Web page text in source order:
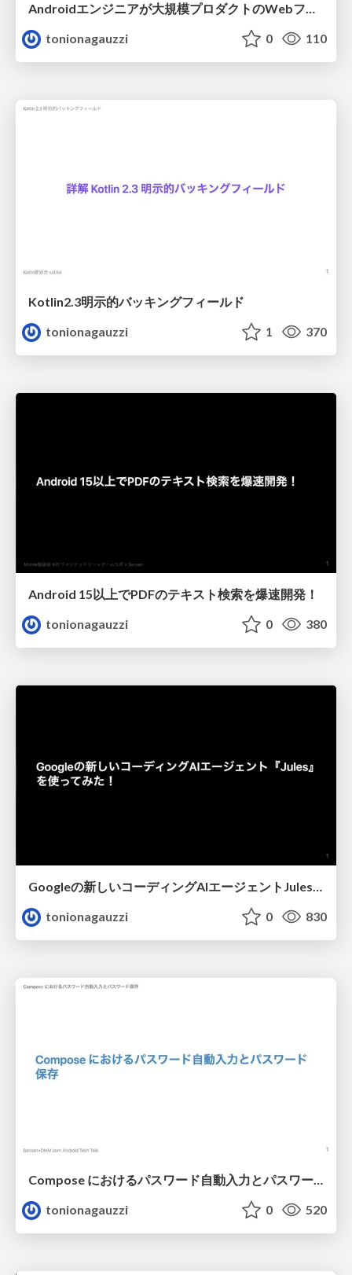
Androidエンジニアが大規模プロダクトのWebフロントエンドとバックエンドに越境して感じたギャップと習得したマインド
tonionagauzzi
0 110
Kotlin2.3明示的バッキングフィールド
tonionagauzzi
1 370
Android 15以上でPDFのテキスト検索を爆速開発！
tonionagauzzi
0 380
Googleの新しいコーディングAIエージェントJulesを使ってみた
tonionagauzzi
0 830
Compose におけるパスワード自動入力とパスワード保存
tonionagauzzi
0 520